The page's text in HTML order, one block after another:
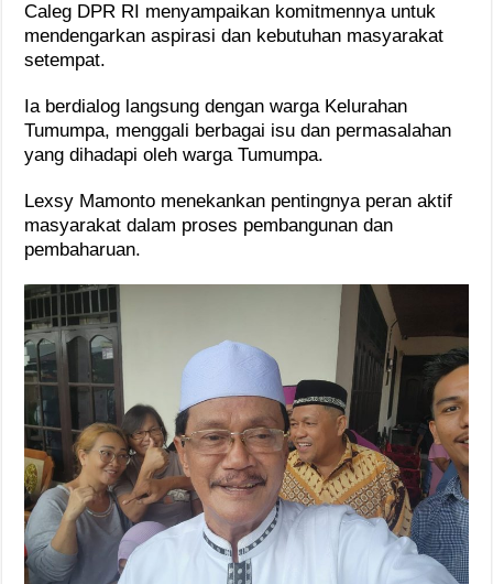
Caleg DPR RI menyampaikan komitmennya untuk
mendengarkan aspirasi dan kebutuhan masyarakat
setempat.
Ia berdialog langsung dengan warga Kelurahan
Tumumpa, menggali berbagai isu dan permasalahan
yang dihadapi oleh warga Tumumpa.
Lexsy Mamonto menekankan pentingnya peran aktif
masyarakat dalam proses pembangunan dan
pembaharuan.